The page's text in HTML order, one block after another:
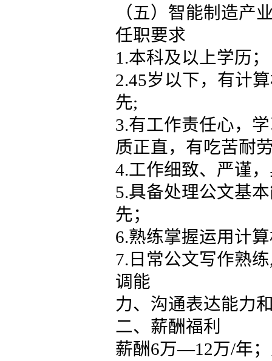
（五）智能制造产
任职要求
1.本科及以上学历；
2.45岁以下，有计
先;
3.有工作责任心，
质正直，有吃苦耐
4.工作细致、严谨
5.具备处理公文基
先；
6.熟练掌握运用计
7.日常公文写作熟
调能
力、沟通表达能力
二、薪酬福利
薪酬6万—12万/年